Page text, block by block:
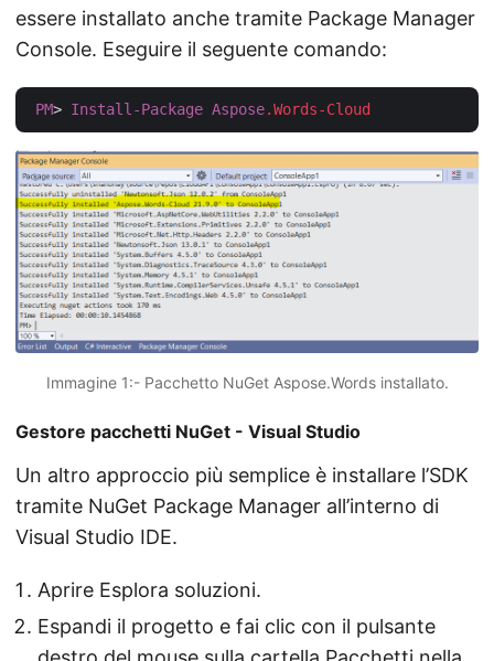
essere installato anche tramite Package Manager
Console. Eseguire il seguente comando:
PM> Install-Package Aspose.Words-Cloud
Immagine 1:- Pacchetto NuGet Aspose.Words installato.
Gestore pacchetti NuGet - Visual Studio
Un altro approccio più semplice è installare l’SDK
tramite NuGet Package Manager all’interno di
Visual Studio IDE.
Aprire Esplora soluzioni.
Espandi il progetto e fai clic con il pulsante